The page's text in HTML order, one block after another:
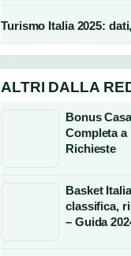
Turismo Italia 2025:
ALTRI DALLA
Bonus
Completa a
Richieste
Basket
classifica,
– Guida